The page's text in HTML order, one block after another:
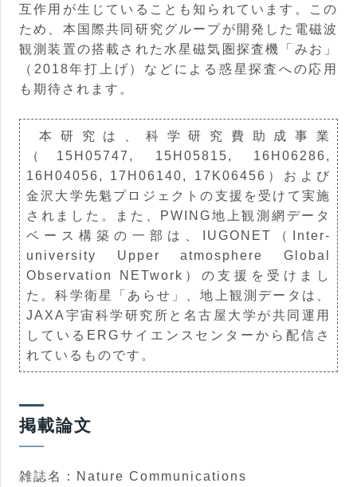
互作用が生じていることも知られています。この
ため、本国際共同研究グループが開発した電磁波
観測装置の搭載された水星磁気圏探査機「みお」
（2018年打上げ）などによる惑星探査への応用
も期待されます。
本研究は、科学研究費助成事業
（15H05747, 15H05815, 16H06286,
16H04056, 17H06140, 17K06456）および
金沢大学先魁プロジェクトの支援を受けて実施
されました。また、PWING地上観測網データ
ベース構築の一部は、IUGONET（Inter-
university Upper atmosphere Global
Observation NETwork）の支援を受けまし
た。科学衛星「あらせ」、地上観測データは、
JAXA宇宙科学研究所と名古屋大学が共同運用
しているERGサイエンスセンターから配信さ
れているものです。
掲載論文
雑誌名： Nature Communications